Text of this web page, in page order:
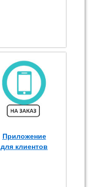
Приложение
для клиентов